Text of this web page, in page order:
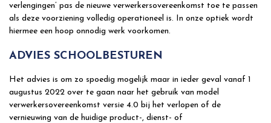
verlengingen’ pas de nieuwe verwerkersovereenkomst toe te passen
als deze voorziening volledig operationeel is. In onze optiek wordt
hiermee een hoop onnodig werk voorkomen.
ADVIES SCHOOLBESTUREN
Het advies is om zo spoedig mogelijk maar in ieder geval vanaf 1
augustus 2022 over te gaan naar het gebruik van model
verwerkersovereenkomst versie 4.0 bij het verlopen of de
vernieuwing van de huidige product-, dienst- of